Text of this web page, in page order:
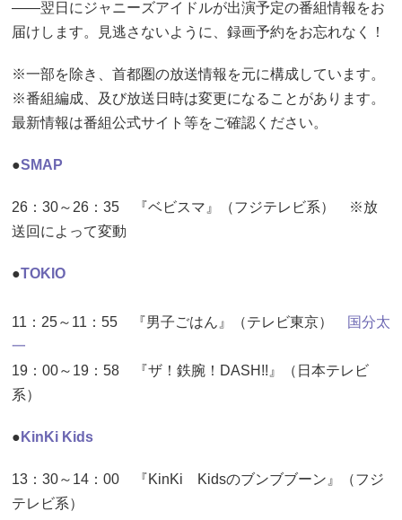
――翌日にジャニーズアイドルが出演予定の番組情報をお
届けします。見逃さないように、録画予約をお忘れなく！
※一部を除き、首都圏の放送情報を元に構成しています。
※番組編成、及び放送日時は変更になることがあります。
最新情報は番組公式サイト等をご確認ください。
●SMAP
26：30～26：35 『ベビスマ』（フジテレビ系） ※放
送回によって変動
●TOKIO
11：25～11：55 『男子ごはん』（テレビ東京）
国分太
一
19：00～19：58 『ザ！鉄腕！DASH!!』（日本テレビ
系）
● KinKi Kids
13：30～14：00 『KinKi Kidsのブンブブーン』（フジ
テレビ系）